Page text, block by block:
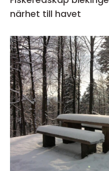
närhet till havet